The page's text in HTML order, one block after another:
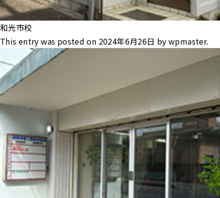
和光市校
This entry was posted on 2024年6月26日 by wpmaster.